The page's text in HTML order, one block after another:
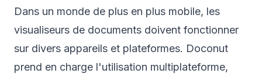
Dans un monde de plus en plus mobile, les
visualiseurs de documents doivent fonctionner
sur divers appareils et plateformes. Doconut
prend en charge l'utilisation multiplateforme,